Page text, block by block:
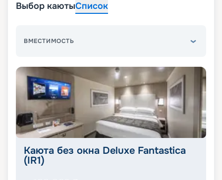
Выбор каютыСписок
ВМЕСТИМОСТЬ
Каюта без окна Deluxe Fantastica
(IR1)